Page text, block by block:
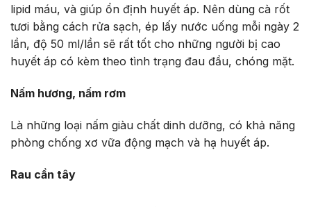
lipid máu, và giúp ổn định huyết áp. Nên dùng cà rốt
tươi bằng cách rửa sạch, ép lấy nước uống mỗi ngày 2
lần, độ 50 ml/lần sẽ rất tốt cho những người bị cao
huyết áp có kèm theo tình trạng đau đầu, chóng mặt.
Nấm hương, nấm rơm
Là những loại nấm giàu chất dinh dưỡng, có khả năng
phòng chống xơ vữa động mạch và hạ huyết áp.
Rau cần tây